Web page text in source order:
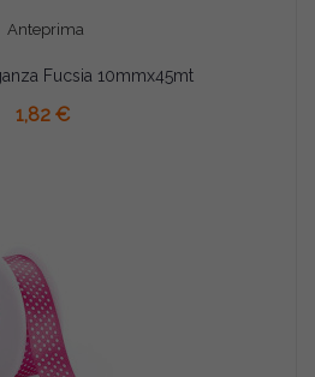
Anteprima
Fucsia 10mmx45mt
1,82 €